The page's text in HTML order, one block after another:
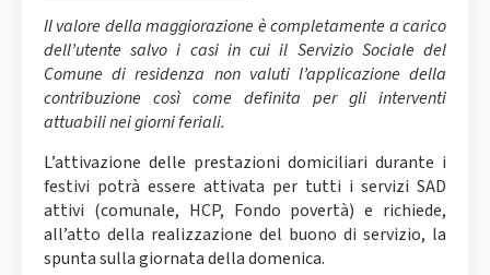
Il valore della maggiorazione è completamente a carico
dell’utente salvo i casi in cui il Servizio Sociale del
Comune di residenza non valuti l’applicazione della
contribuzione così come definita per gli interventi
attuabili nei giorni feriali.
L’attivazione delle prestazioni domiciliari durante i
festivi potrà essere attivata per tutti i servizi SAD
attivi (comunale, HCP, Fondo povertà) e richiede,
all’atto della realizzazione del buono di servizio, la
spunta sulla giornata della domenica.